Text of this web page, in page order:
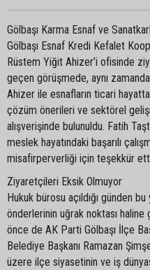
Gölbaşı Karma Esnaf ve
Gölbaşı Esnaf Kredi Kefalet
Rüstem Yiğit Ahizer’i ofisinde
geçen görüşmede, aynı
Ahizer ile esnafların ticari hayatta
çözüm önerileri ve sektörel
alışverişinde bulunuldu. Fatih
meslek hayatındaki başarılı
misafirperverliği için teşekkür
Ziyaretçileri Eksik Olmuyor
Hukuk bürosu açıldığı günden
önderlerinin uğrak noktası
önce de AK Parti Gölbaşı İlçe
Belediye Başkanı Ramazan
üzere ilçe siyasetinin ve iş